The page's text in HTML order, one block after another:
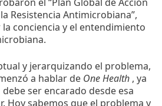
Resistencia Antimicrobiana”,
conciencia y el entendimiento
y jerarquizando el problema,
a hablar de One Health , ya
ser encarado desde esa
Hoy sabemos que el problema y